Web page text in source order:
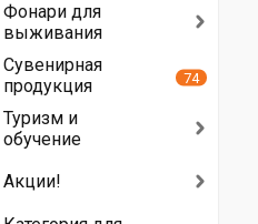
Фонари для
выживания
Сувенирная
продукция
74
Туризм и
обучение
Акции!